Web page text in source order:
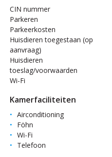
CIN nummer
Parkeren
Parkeerkosten
Huisdieren toegestaan (op
aanvraag)
Huisdieren
toeslag/voorwaarden
Wi-Fi
Kamerfaciliteiten
Airconditioning
Föhn
Wi-Fi
Telefoon